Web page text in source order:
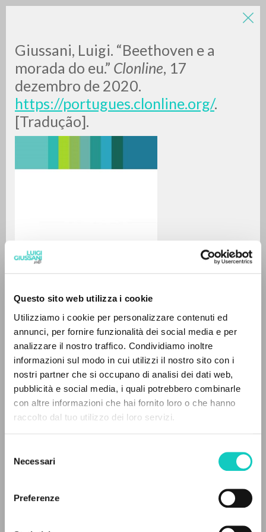
Questo sito web utilizza i cookie
Utilizziamo i cookie per personalizzare contenuti ed
annunci, per fornire funzionalità dei social media e per
analizzare il nostro traffico. Condividiamo inoltre
informazioni sul modo in cui utilizzi il nostro sito con i
nostri partner che si occupano di analisi dei dati web,
pubblicità e social media, i quali potrebbero combinarle
con altre informazioni che hai fornito loro o che hanno
raccolto dal tuo utilizzo dei loro servizi.
delNecessari
Preferenze
Giussani, Luigi. “Beethoven e a
morada do eu.” Clonline, 17
dezembro de 2020.
https://portugues.clonline.org/.
[Tradução].
Giussani Luigi Author
Fraternità di Comunione e Liberazione
Portuguese
clonline.org
2020
21/11/2024
LUIGI
GIUSSANI
0RESULTS FOUND
MORE RESULTS